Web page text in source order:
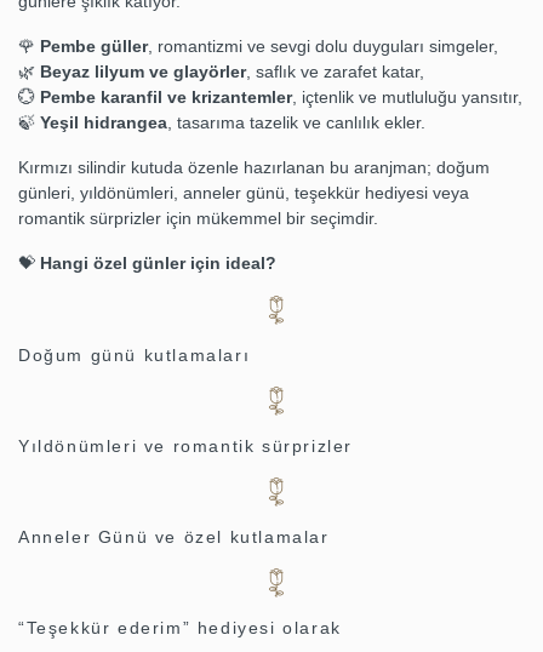
🌹 Pembe güller, romantizmi ve sevgi dolu duyguları simgeler,
🌿 Beyaz lilyum ve glayörler, saflık ve zarafet katar,
💮 Pembe karanfil ve krizantemler, içtenlik ve mutluluğu yansıtır,
🍃 Yeşil hidrangea , tasarıma tazelik ve canlılık ekler.
Kırmızı silindir kutuda özenle hazırlanan bu aranjman; doğum
günleri, yıldönümleri, anneler günü, teşekkür hediyesi veya
romantik sürprizler için mükemmel bir seçimdir.
💝 Hangi özel günler için ideal?
Doğum günü kutlamaları
Yıldönümleri ve romantik sürprizler
Anneler Günü ve özel kutlamalar
“Teşekkür ederim” hediyesi olarak